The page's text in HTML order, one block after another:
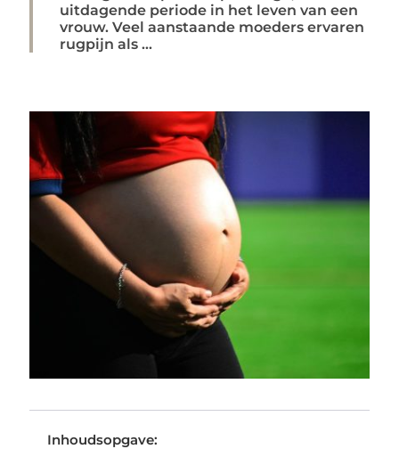
uitdagende periode in het leven van een
vrouw. Veel aanstaande moeders ervaren
rugpijn als ...
Inhoudsopgave: